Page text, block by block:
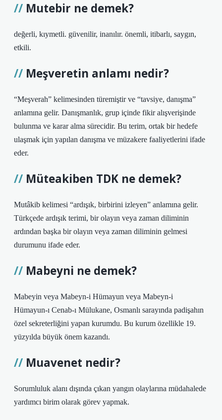
Mutebir ne demek?
değerli, kıymetli. güvenilir, inanılır. önemli, itibarlı, saygın,
etkili.
Meşveretin anlamı nedir?
“Meşverah” kelimesinden türemiştir ve “tavsiye, danışma”
anlamına gelir. Danışmanlık, grup içinde fikir alışverişinde
bulunma ve karar alma sürecidir. Bu terim, ortak bir hedefe
ulaşmak için yapılan danışma ve müzakere faaliyetlerini ifade
eder.
Müteakiben TDK ne demek?
Mutâkib kelimesi “ardışık, birbirini izleyen” anlamına gelir.
Türkçede ardışık terimi, bir olayın veya zaman diliminin
ardından başka bir olayın veya zaman diliminin gelmesi
durumunu ifade eder.
Mabeyni ne demek?
Mabeyin veya Mabeyn-i Hümayun veya Mabeyn-i
Hümayun-ı Cenab-ı Mülukane, Osmanlı sarayında padişahın
özel sekreterliğini yapan kurumdu. Bu kurum özellikle 19.
yüzyılda büyük önem kazandı.
Muavenet nedir?
Sorumluluk alanı dışında çıkan yangın olaylarına müdahalede
yardımcı birim olarak görev yapmak.